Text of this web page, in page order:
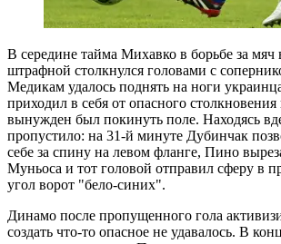
В середине тайма Михавко в борьбе за мяч
штрафной столкнулся головами с
Медикам удалось поднять на ноги
приходил в себя от опасного
вынужден был покинуть поле. Находясь
пропустило: на 31-й минуте Дубинчак
себе за спину на левом фланге, Пино
Муньоса и тот головой отправил сферу в
угол ворот "бело-синих".
Динамо после пропущенного гола
создать что-то опасное не удавалось. В